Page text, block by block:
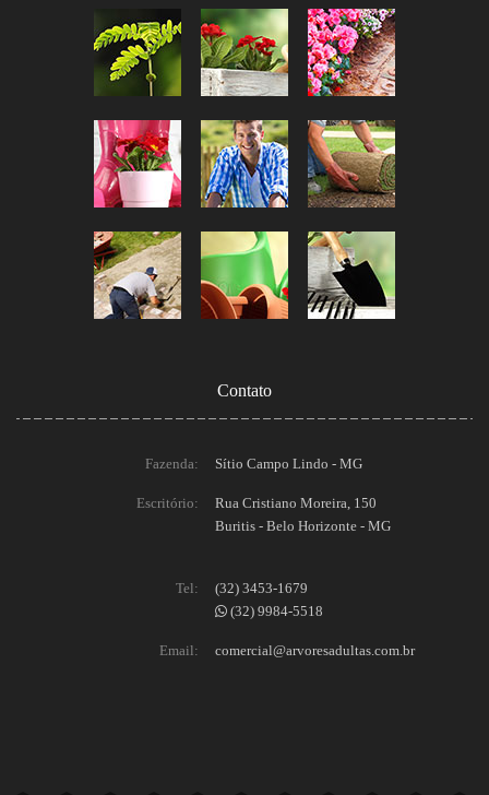
Contato
Fazenda: Sítio Campo Lindo - MG
Escritório:
Rua Cristiano Moreira, 150
Buritis - Belo Horizonte - MG
Tel:
(32) 3453-1679
(32) 9984-5518
Email: comercial@arvoresadultas.com.br